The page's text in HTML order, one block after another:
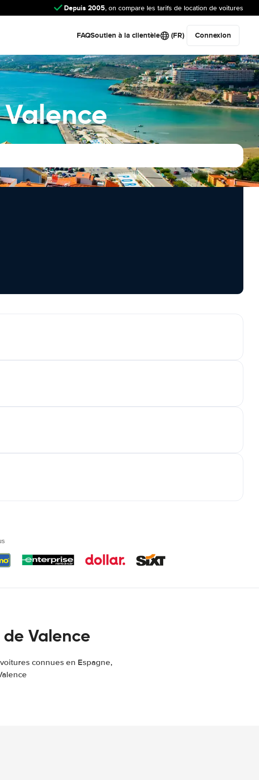
Depuis 2005, on compare les tarifs de location de voitures
FAQSoutien à la clientèle (FR) Connexion
Valence
connues en Espagne,